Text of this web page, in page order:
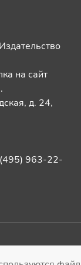
на сайт
д. 24,
963-22-